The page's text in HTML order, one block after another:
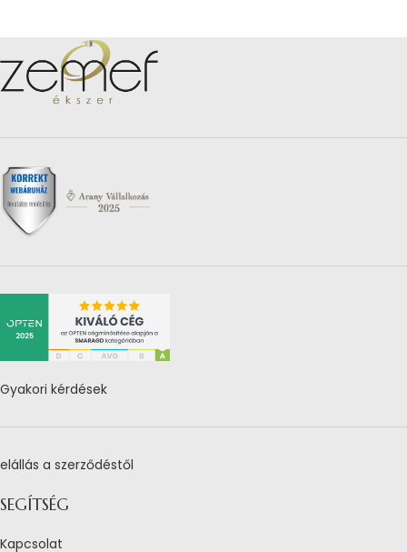
Gyakori kérdések
elállás a szerződéstől
SEGÍTSÉG
Kapcsolat